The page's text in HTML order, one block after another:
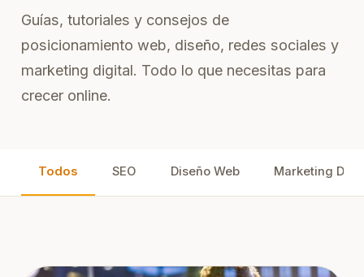
Guías, tutoriales y consejos de
posicionamiento web, diseño, redes sociales y
marketing digital. Todo lo que necesitas para
crecer online.
Todos SEO Diseño Web Marketing